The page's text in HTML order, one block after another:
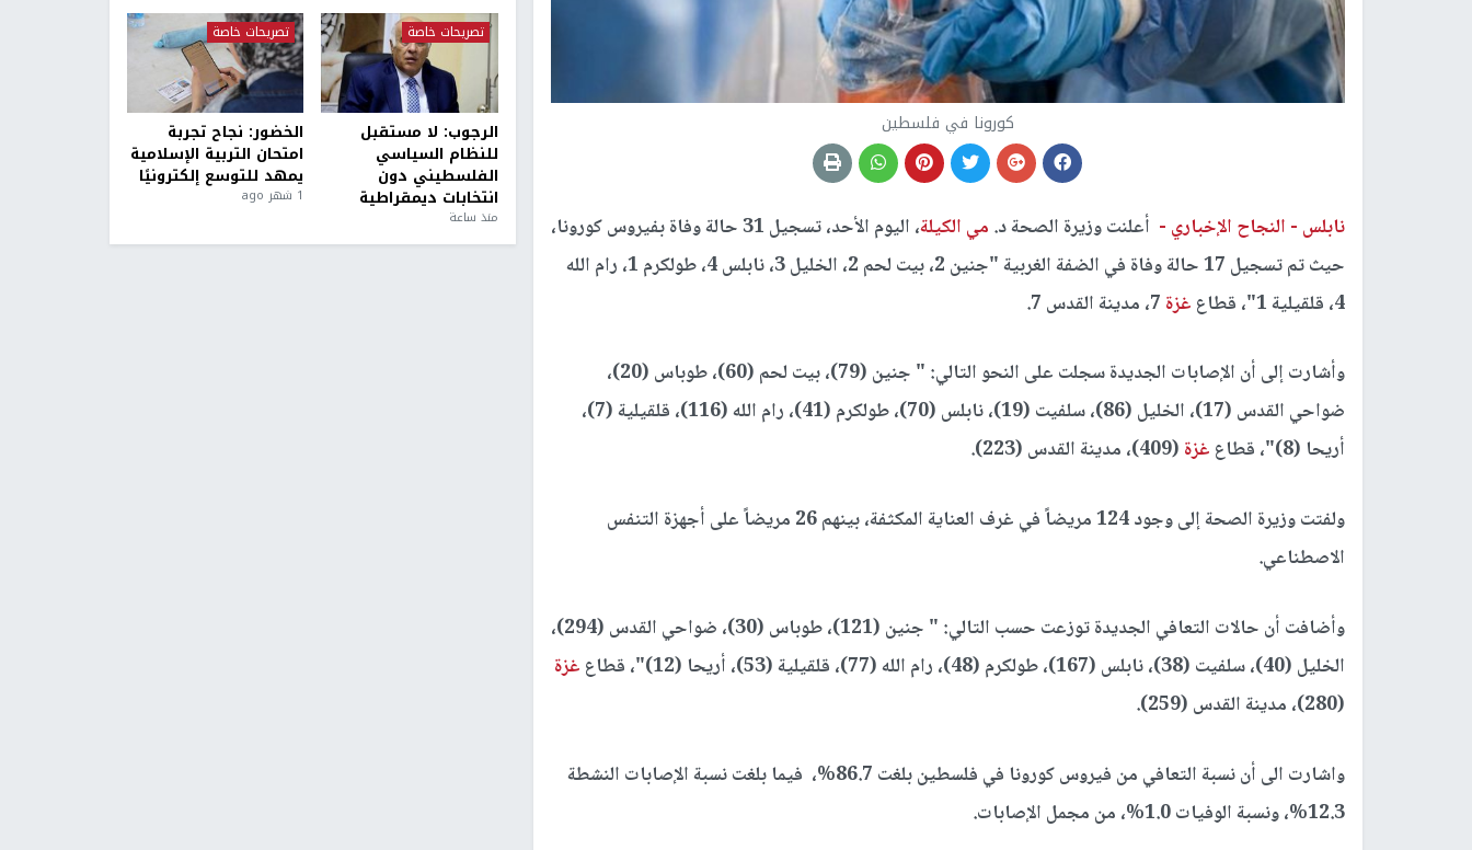
كورونا في فلسطين
نابلس - النجاح الإخباري - أعلنت وزيرة الصحة د. مي الكيلة
، اليوم الأحد، تسجيل 31 حالة وفاة بفيروس كورونا،
حيث تم تسجيل 17 حالة وفاة في الضفة الغربية "جنين 2، بيت لحم 2، الخليل 3، نابلس 4، طولكرم 1، رام الله
4، قلقيلية 1"، قطاع
غزة
وأشارت إلى أن الإصابات الجديدة سجلت على النحو التالي: " جنين (79)، بيت لحم (60)، طوباس (20)،
ضواحي القدس (17)، الخليل (86)، سلفيت (19)، نابلس (70)، طولكرم (41)، رام الله (116)، قلقيلية (7)،
أريحا (8)"، قطاع
غزة (409)، مدينة القدس (223).
ولفتت وزيرة الصحة إلى وجود 124 مريضاً في غرف العناية المكثفة، بينهم 26 مريضاً على أجهزة التنفس
الاصطناعي.
وأضافت أن حالات التعافي الجديدة توزعت حسب التالي: " جنين (121)، طوباس (30)، ضواحي القدس (294)،
الخليل (40)، سلفيت (38)، نابلس (167)، طولكرم (48)، رام الله (77)، قلقيلية (53)، أريحا (12)"، قطاع
غزة
(280)، مدينة القدس (259).
واشارت الى أن نسبة التعافي من فيروس كورونا في فلسطين بلغت 86.7%، فيما بلغت نسبة الإصابات النشطة
12.3%، ونسبة الوفيات 1.0%، من مجمل الإصابات.
تصريحات خاصة
الرجوب: لا مستقبل
للنظام السياسي
الفلسطيني دون
انتخابات ديمقراطية
منذ ساعة
تصريحات خاصة
الخضور: نجاح تجربة
امتحان التربية الإسلامية
يمهد للتوسع إلكترونيًا
1 شهر ago